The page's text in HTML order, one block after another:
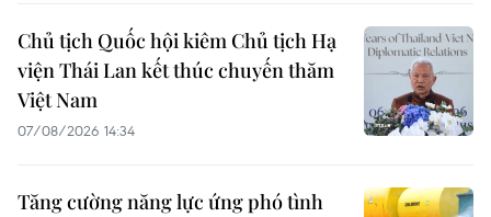
Chủ tịch Quốc hội kiêm Chủ tịch Hạ
viện Thái Lan kết thúc chuyến thăm
Việt Nam
07/08/2026 14:34
Tăng cường năng lực ứng phó tình